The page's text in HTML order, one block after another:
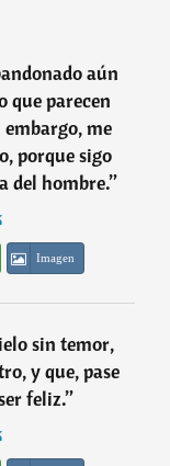
aún
que parecen
me
porque sigo
del hombre.”
Imagen
sin temor,
y que, pase
feliz.”